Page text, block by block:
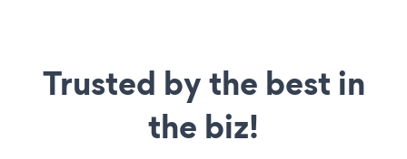
Trusted by the best in
the biz!